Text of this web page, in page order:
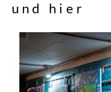
und hier